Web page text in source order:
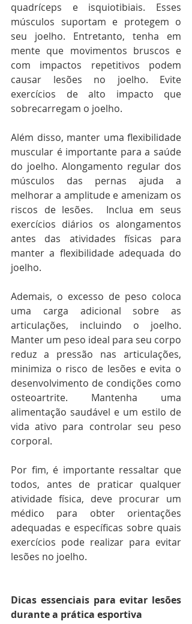
quadríceps e isquiotibiais. Esses
músculos suportam e protegem o
seu joelho. Entretanto, tenha em
mente que movimentos bruscos e
com impactos repetitivos podem
causar lesões no joelho. Evite
exercícios de alto impacto que
sobrecarregam o joelho.
Além disso, manter uma flexibilidade
muscular é importante para a saúde
do joelho. Alongamento regular dos
músculos das pernas ajuda a
melhorar a amplitude e amenizam os
riscos de lesões.  Inclua em seus
exercícios diários os alongamentos
antes das atividades físicas para
manter a flexibilidade adequada do
joelho.
Ademais, o excesso de peso coloca
uma carga adicional sobre as
articulações, incluindo o joelho.
Manter um peso ideal para seu corpo
reduz a pressão nas articulações,
minimiza o risco de lesões e evita o
desenvolvimento de condições como
osteoartrite. Mantenha uma
alimentação saudável e um estilo de
vida ativo para controlar seu peso
corporal.
Por fim, é importante ressaltar que
todos, antes de praticar qualquer
atividade física, deve procurar um
médico para obter orientações
adequadas e específicas sobre quais
exercícios pode realizar para evitar
lesões no joelho.
Dicas essenciais para evitar lesões
durante a prática esportiva